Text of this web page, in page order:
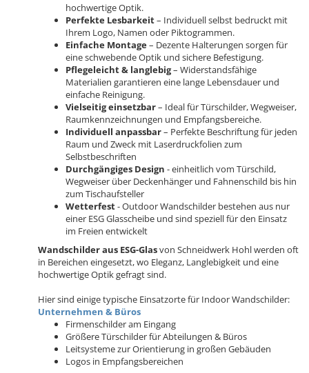
hochwertige Optik.
Perfekte Lesbarkeit– Individuell selbst bedruckt mit
Ihrem Logo, Namen oder Piktogrammen.
Einfache Montage– Dezente Halterungen sorgen für
eine schwebende Optik und sichere Befestigung.
Pflegeleicht & langlebig– Widerstandsfähige
Materialien garantieren eine lange Lebensdauer und
einfache Reinigung.
Vielseitig einsetzbar– Ideal für Türschilder, Wegweiser,
Raumkennzeichnungen und Empfangsbereiche.
Individuell anpassbar– Perfekte Beschriftung für jeden
Raum und Zweck mit Laserdruckfolien zum
Selbstbeschriften
Durchgängiges Design - einheitlich vom Türschild,
Wegweiser über Deckenhänger und Fahnenschild bis hin
zum Tischaufsteller
Wetterfest- Outdoor Wandschilder bestehen aus nur
einer ESG Glasscheibe und sind speziell für den Einsatz
im Freien entwickelt
Wandschilder aus ESG-Glasvon Schneidwerk Hohl werden oft
in Bereichen eingesetzt, wo Eleganz, Langlebigkeit und eine
hochwertige Optik gefragt sind.
Hier sind einige typische Einsatzorte für Indoor Wandschilder:
Unternehmen & Büros
Firmenschilder am Eingang
Größere Türschilder für Abteilungen & Büros
Leitsysteme zur Orientierung in großen Gebäuden
Logos in Empfangsbereichen